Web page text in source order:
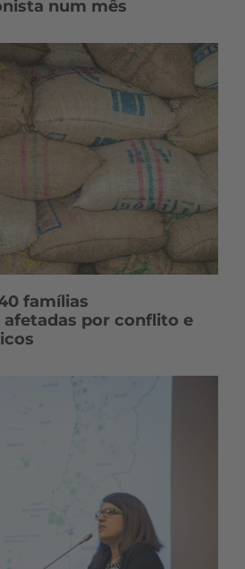
num mês
famílias
por conflito e